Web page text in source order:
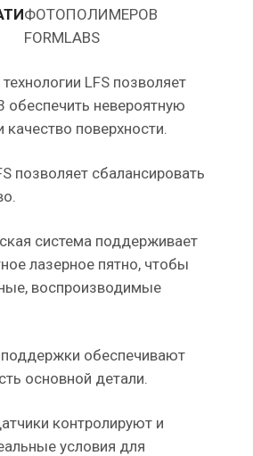
ФОТОПОЛИМЕРОВ
FORMLABS
LFS позволяет
обеспечить невероятную
поверхности.
сбалансировать
система поддерживает
лазерное пятно, чтобы
воспроизводимые
обеспечивают
основной детали.
контролируют и
условия для